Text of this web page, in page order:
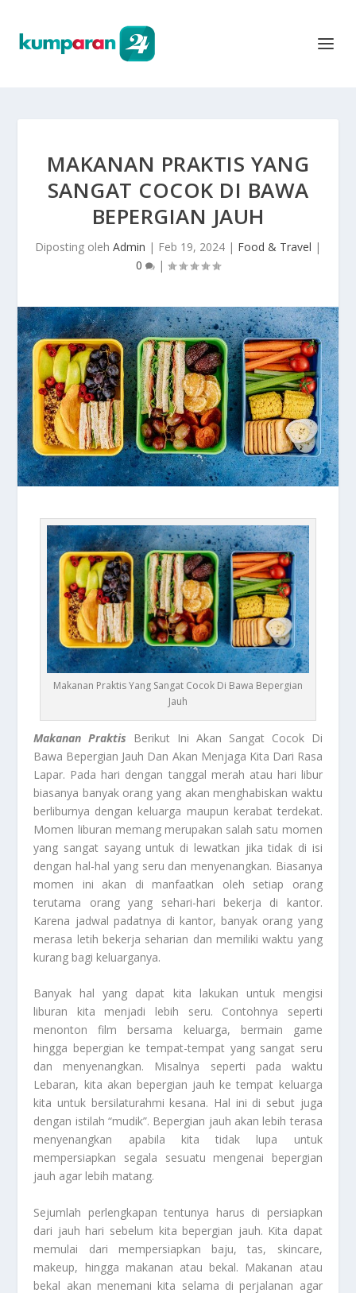
MAKANAN PRAKTIS YANG
SANGAT COCOK DI BAWA
BEPERGIAN JAUH
Diposting oleh Admin | Feb 19, 2024 | Food & Travel |
0
|
Makanan Praktis Yang Sangat Cocok Di Bawa Bepergian
Jauh
Makanan Praktis Berikut Ini Akan Sangat Cocok Di
Bawa Bepergian Jauh Dan Akan Menjaga Kita Dari Rasa
Lapar. Pada hari dengan tanggal merah atau hari libur
biasanya banyak orang yang akan menghabiskan waktu
berliburnya dengan keluarga maupun kerabat terdekat.
Momen liburan memang merupakan salah satu momen
yang sangat sayang untuk di lewatkan jika tidak di isi
dengan hal-hal yang seru dan menyenangkan. Biasanya
momen ini akan di manfaatkan oleh setiap orang
terutama orang yang sehari-hari bekerja di kantor.
Karena jadwal padatnya di kantor, banyak orang yang
merasa letih bekerja seharian dan memiliki waktu yang
kurang bagi keluarganya.
Banyak hal yang dapat kita lakukan untuk mengisi
liburan kita menjadi lebih seru. Contohnya seperti
menonton film bersama keluarga, bermain game
hingga bepergian ke tempat-tempat yang sangat seru
dan menyenangkan. Misalnya seperti pada waktu
Lebaran, kita akan bepergian jauh ke tempat keluarga
kita untuk bersilaturahmi kesana. Hal ini di sebut juga
dengan istilah “mudik”. Bepergian jauh akan lebih terasa
menyenangkan apabila kita tidak lupa untuk
mempersiapkan segala sesuatu mengenai bepergian
jauh agar lebih matang.
Sejumlah perlengkapan tentunya harus di persiapkan
dari jauh hari sebelum kita bepergian jauh. Kita dapat
memulai dari mempersiapkan baju, tas, skincare,
makeup, hingga makanan atau bekal. Makanan atau
bekal akan menemani kita selama di perjalanan agar